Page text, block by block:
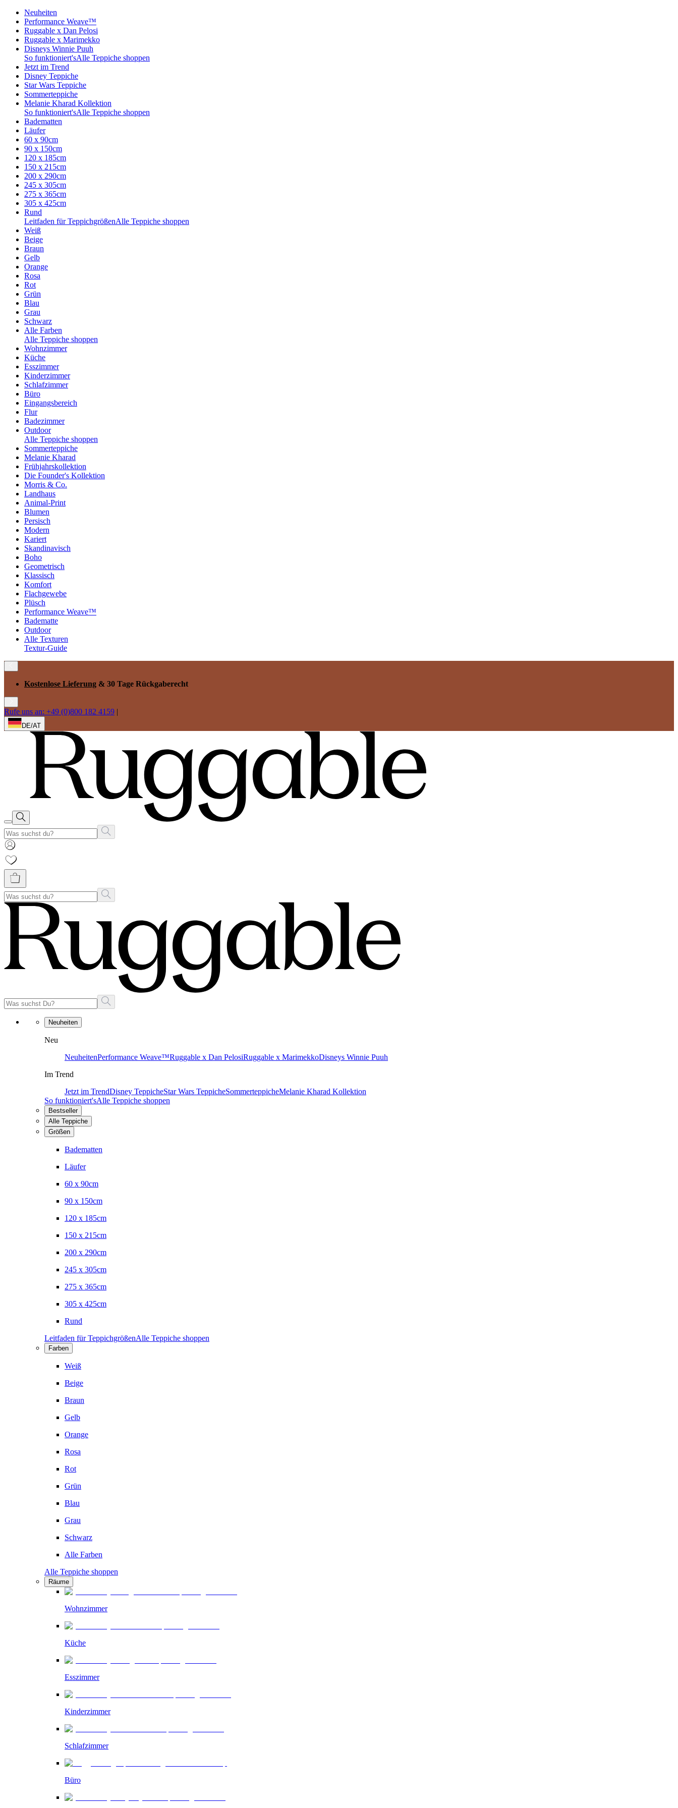
Neuheiten
Performance Weave™
Ruggable x Dan Pelosi
Ruggable x Marimekko
Disneys Winnie Puuh
So funktioniert'sAlle Teppiche shoppen
Jetzt im Trend
Disney Teppiche
Star Wars Teppiche
Sommerteppiche
Melanie Kharad Kollektion
So funktioniert'sAlle Teppiche shoppen
Badematten
Läufer
60 x 90cm
90 x 150cm
120 x 185cm
150 x 215cm
200 x 290cm
245 x 305cm
275 x 365cm
305 x 425cm
Rund
Leitfaden für TeppichgrößenAlle Teppiche shoppen
Weiß
Beige
Braun
Gelb
Orange
Rosa
Rot
Grün
Blau
Grau
Schwarz
Alle Farben
Alle Teppiche shoppen
Wohnzimmer
Küche
Esszimmer
Kinderzimmer
Schlafzimmer
Büro
Eingangsbereich
Flur
Badezimmer
Outdoor
Alle Teppiche shoppen
Sommerteppiche
Melanie Kharad
Frühjahrskollektion
Die Founder's Kollektion
Morris & Co.
Landhaus
Animal-Print
Blumen
Persisch
Modern
Kariert
Skandinavisch
Boho
Geometrisch
Klassisch
Komfort
Flachgewebe
Plüsch
Performance Weave™
Badematte
Outdoor
Alle Texturen
Textur-Guide
Kostenlose Lieferung & 30 Tage Rückgaberecht
Rufe uns an: +49 (0)800 182 4159 |
DE/AT
Neuheiten
Neu
NeuheitenPerformance Weave™Ruggable x Dan PelosiRuggable x MarimekkoDisneys Winnie Puuh
Im Trend
Jetzt im TrendDisney TeppicheStar Wars TeppicheSommerteppicheMelanie Kharad Kollektion
So funktioniert'sAlle Teppiche shoppen
Bestseller
Alle Teppiche
Größen
Badematten
Läufer
60 x 90cm
90 x 150cm
120 x 185cm
150 x 215cm
200 x 290cm
245 x 305cm
275 x 365cm
305 x 425cm
Rund
Leitfaden für TeppichgrößenAlle Teppiche shoppen
Farben
Weiß
Beige
Braun
Gelb
Orange
Rosa
Rot
Grün
Blau
Grau
Schwarz
Alle Farben
Alle Teppiche shoppen
Räume
Wohnzimmer
Küche
Esszimmer
Kinderzimmer
Schlafzimmer
Büro